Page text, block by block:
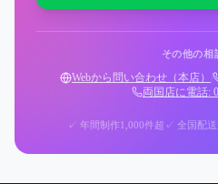
その他の相
Webから問い合わせ（本店）
両国店に電話:
✓ 年間制作1,000件超 ✓ 全国配送